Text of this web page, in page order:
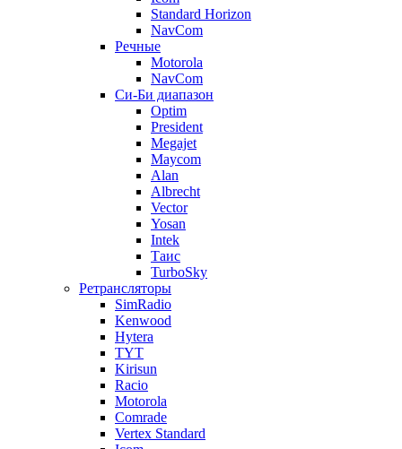
Standard Horizon
NavCom
Речные
Motorola
NavCom
Си-Би диапазон
Optim
President
Megajet
Maycom
Alan
Albrecht
Vector
Yosan
Intek
Таис
TurboSky
Ретрансляторы
SimRadio
Kenwood
Hytera
TYT
Kirisun
Racio
Motorola
Comrade
Vertex Standard